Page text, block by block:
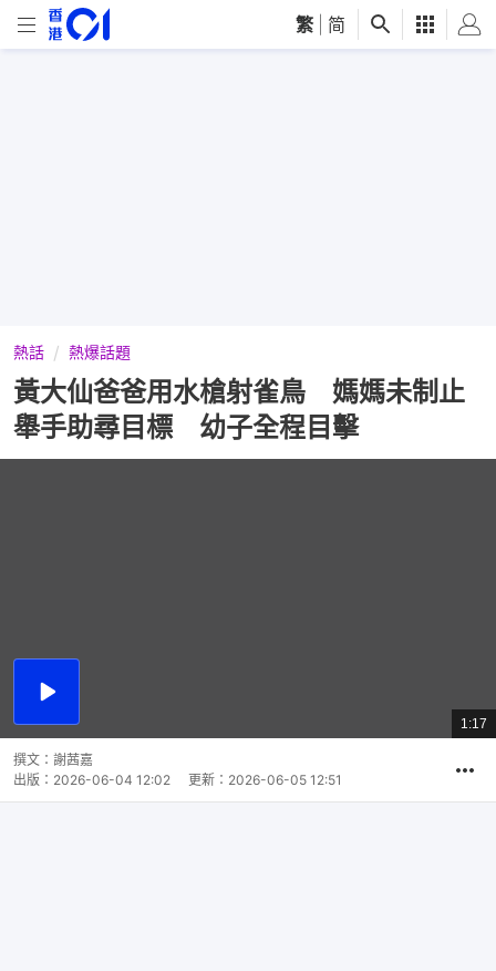
繁 简
熱話 熱爆話題
黃大仙爸爸用水槍射雀鳥 媽媽未制止
舉手助尋目標 幼子全程目擊
播
總
共
1:17
撰文： 謝茜嘉
出版： 2026-06-04 12:02 更新： 2026-06-05 12:51